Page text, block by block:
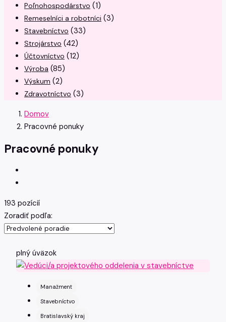
Poľnohospodárstvo (1)
Remeselníci a robotníci (3)
Stavebníctvo (33)
Strojárstvo (42)
Účtovníctvo (12)
Výroba (85)
Výskum (2)
Zdravotníctvo (3)
Domov
Pracovné ponuky
Pracovné ponuky
193 pozícií
Zoradiť podľa:
plný úväzok
Manažment
Stavebníctvo
Bratislavský kraj